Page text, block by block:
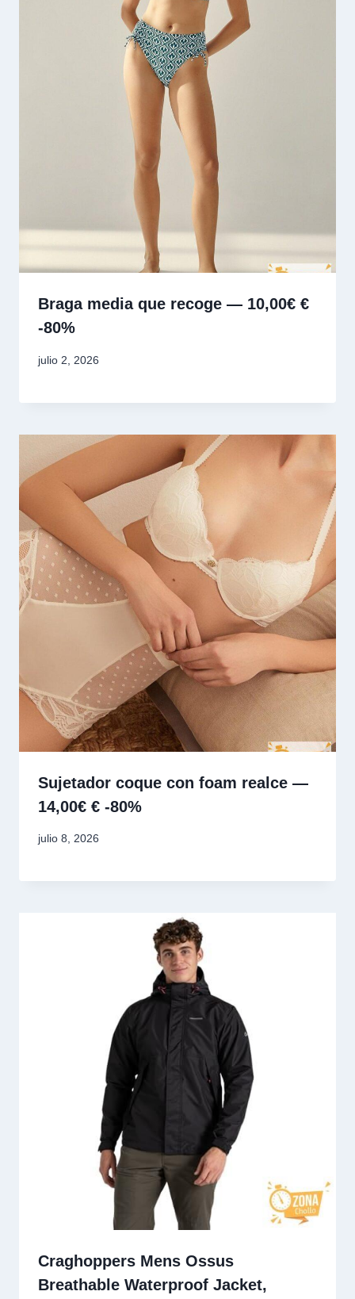
Braga media que recoge — 10,00€ €
-80%
julio 2, 2026
Sujetador coque con foam realce —
14,00€ € -80%
julio 8, 2026
Craghoppers Mens Ossus
Breathable Waterproof Jacket,